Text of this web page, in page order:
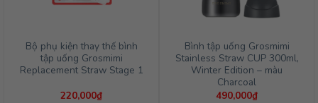
Bộ phụ kiện thay thế bình
tập uống Grosmimi
Replacement Straw Stage 1
220,000₫
Bình tập uống Grosmimi
Stainless Straw CUP 300ml,
Winter Edition – màu
Charcoal
490,000₫